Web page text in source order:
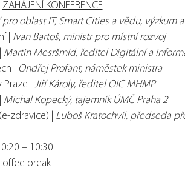
ZAHÁJENÍ KONFERENCE
oblast IT, Smart Cities a vědu, výzkum
| Ivan Bartoš, ministr pro místní rozvoj
Martin Mesršmíd, ředitel Digitální a
| Ondřej Profant, náměstek ministra
| Jiří Károly, ředitel OIC MHMP
Michal Kopecký, tajemník ÚMČ Praha 2
zdravice) | Luboš Kratochvíl, předseda
– 10:30
break